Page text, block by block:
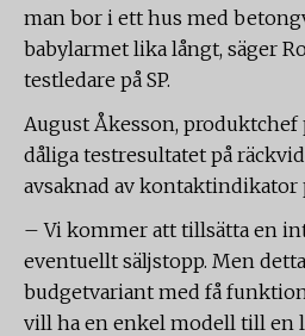
man bor i ett hus med
babylarmet lika långt, säger
testledare på SP.
August Åkesson, produktchef
dåliga testresultatet på
avsaknad av kontaktindikator
– Vi kommer att tillsätta en
eventuellt säljstopp. Men
budgetvariant med få
vill ha en enkel modell till en